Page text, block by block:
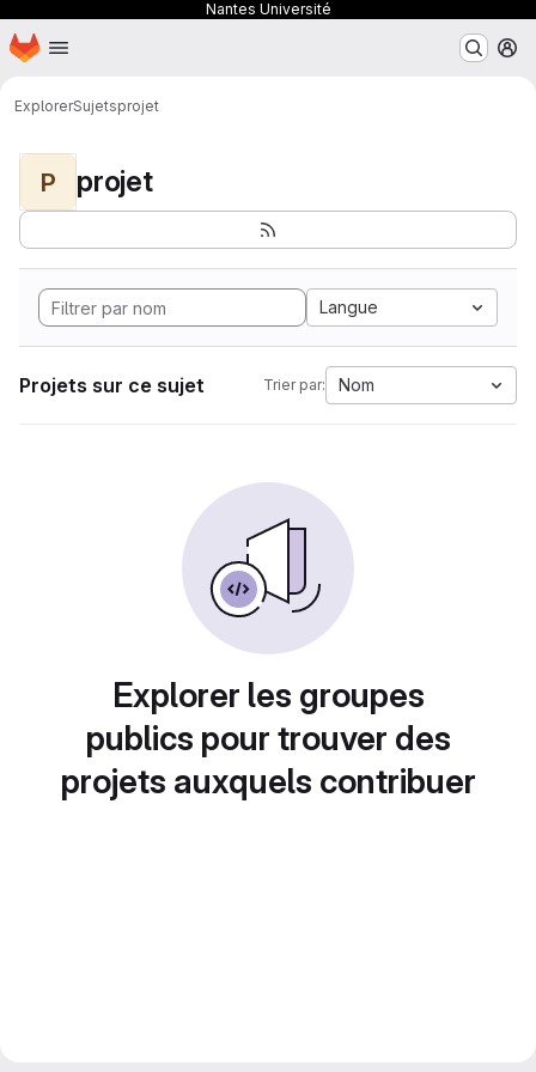
Nantes Université
Passer au contenu principal
Page d'accueil
ExplorerSujetsprojet
P projet
Langue
Projets sur ce sujet Trier par: Nom
Explorer les groupes
publics pour trouver des
projets auxquels contribuer